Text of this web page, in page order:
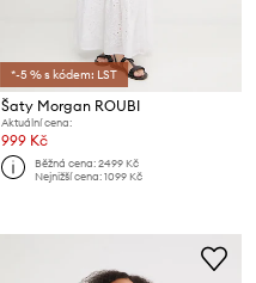
*-5 % s kódem: LST
Šaty Morgan ROUBI
Aktuální cena:
999 Kč
Běžná cena:2499 Kč
Nejnižší cena:1099 Kč